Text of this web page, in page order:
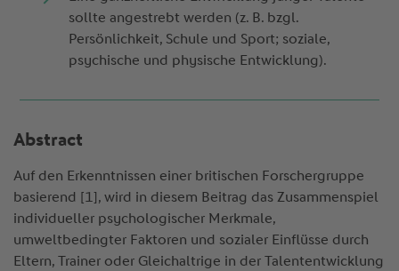
sollte angestrebt werden (z. B. bzgl.
Persönlichkeit, Schule und Sport; soziale,
psychische und physische Entwicklung).
Abstract
Auf den Erkenntnissen einer britischen Forschergruppe
basierend [1], wird in diesem Beitrag das Zusammenspiel
individueller psychologischer Merkmale,
umweltbedingter Faktoren und sozialer Einflüsse durch
Eltern, Trainer oder Gleichaltrige in der Talententwicklung